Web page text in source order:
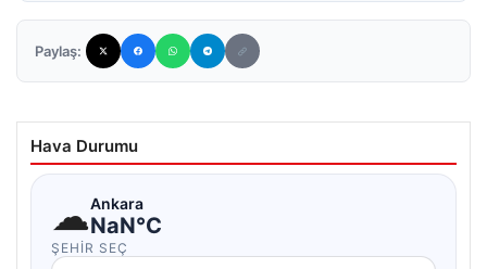
Paylaş:
Hava Durumu
☁Ankara
NaN°C
ŞEHIR SEÇ